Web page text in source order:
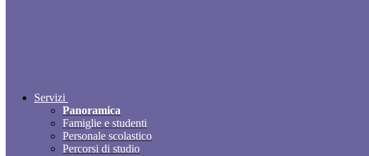
Servizi
Panoramica
Famiglie e studenti
Personale scolastico
Percorsi di studio